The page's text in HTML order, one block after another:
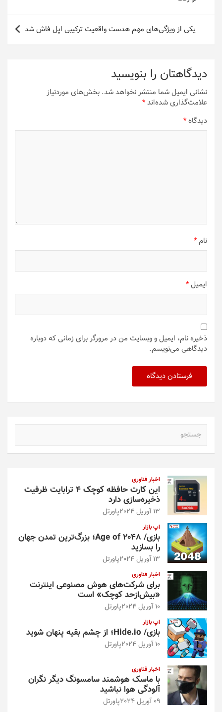
یکی از ویژگی‌های مهم هدست واقعیت ترکیبی اپل فاش شد
دیدگاهتان را بنویسید
نشانی ایمیل شما منتشر نخواهد شد. بخش‌های موردنیاز
علامت‌گذاری شده‌اند*
دیدگاه*
نام*
ایمیل*
ذخیره نام، ایمیل و وبسایت من در مرورگر برای زمانی که دوباره
دیدگاهی می‌نویسم.
اخبار فناوری
این کارت حافظه کوچک ۴ ترابایت ظرفیت
ذخیره‌سازی دارد
13 آوریل 2024 پاورتل
اپ بازار
بازی/ Age of 2048؛ بزرگ‌ترین تمدن جهان
را بسازید
13 آوریل 2024 پاورتل
اخبار فناوری
برای شرکت‌های هوش مصنوعی اینترنت
«بیش‌از‌حد کوچک» است
10 آوریل 2024 پاورتل
اپ بازار
بازی/ Hide.io؛ از چشم بقیه پنهان شوید
10 آوریل 2024 پاورتل
اخبار فناوری
با ماسک هوشمند سامسونگ دیگر نگران
آلودگی هوا نباشید
09 آوریل 2024 پاورتل